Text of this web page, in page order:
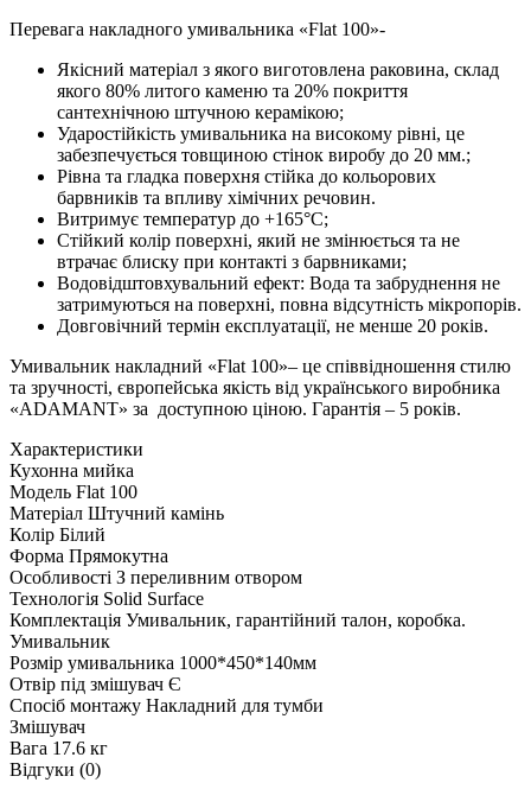
Перевага накладного умивальника «Flat 100»-
Якісний матеріал з якого виготовлена ​​раковина, склад
якого 80% литого каменю та 20% покриття
сантехнічною штучною керамікою;
Ударостійкість умивальника на високому рівні, це
забезпечується товщиною стінок виробу до 20 мм.;
Рівна та гладка поверхня стійка до кольорових
барвників та впливу хімічних речовин.
Витримує температур до +165°C;
Стійкий колір поверхні, який не змінюється та не
втрачає блиску при контакті з барвниками;
Водовідштовхувальний ефект: Вода та забруднення не
затримуються на поверхні, повна відсутність мікропорів.
Довговічний термін експлуатації, не менше 20 років.
Умивальник накладний «Flat 100»– це співвідношення стилю
та зручності, європейська якість від українського виробника
«ADAMANT» за доступною ціною. Гарантія – 5 років.
Характеристики
Кухонна мийка
Модель Flat 100
Матеріал Штучний камінь
Колір Білий
Форма Прямокутна
Особливості З переливним отвором
Технологія Solid Surface
Комплектація Умивальник, гарантійний талон, коробка.
Умивальник
Розмір умивальника 1000*450*140мм
Отвір під змішувач Є
Спосіб монтажу Накладний для тумби
Змішувач
Вага 17.6 кг
Відгуки (0)